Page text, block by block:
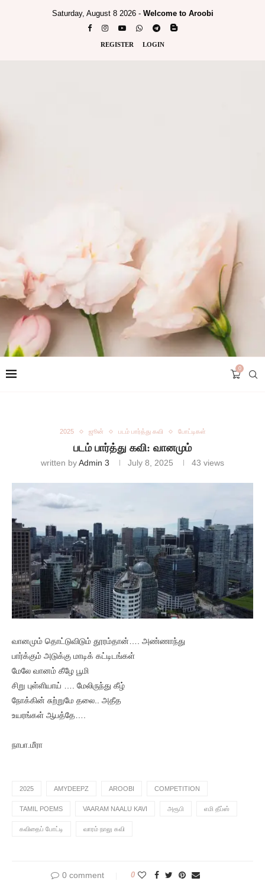
Saturday, August 8 2026 - Welcome to Aroobi
REGISTER LOGIN
0
2025 ஜூன் படம் பார்த்து கவி போட்டிகள்
படம் பார்த்து கவி: வானமும்
written byAdmin 3 July 8, 2025 43 views
வானமும் தொட்டுவிடும் தூரம்தான்…. அண்ணாந்து
பார்க்கும் அடுக்கு மாடிக் கட்டிடங்கள்
மேலே வானம் கீழே பூமி
சிறு புள்ளியாய் …. மேலிருந்து கீழ்
நோக்கின் சுற்றுமே தலை.. அதீத
உயரங்கள் ஆபத்தே….
நாபா.மீரா
2025 AMYDEEPZ AROOBI COMPETITION
TAMIL POEMS VAARAM NAALU KAVI அரூபி எமி தீப்ஸ்
கவிதைப் போட்டி வாரம் நாலு கவி
0 comment 0